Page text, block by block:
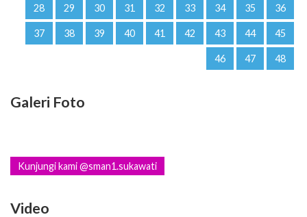
28 29 30 31 32 33 34 35 36
37 38 39 40 41 42 43 44 45
46 47 48
Galeri Foto
Kunjungi kami @sman1.sukawati
Video